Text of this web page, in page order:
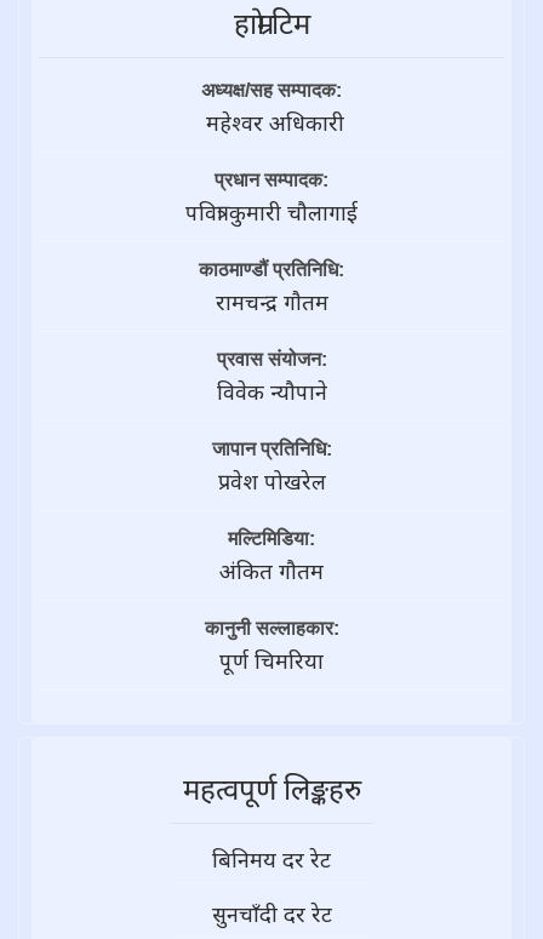
हाम्राे टिम
अध्यक्ष/सह सम्पादक:
महेश्वर अधिकारी
प्रधान सम्पादक:
पवित्रा कुमारी चौलागाई
काठमाण्डौं प्रतिनिधि:
रामचन्द्र गाैतम
प्रवास संयोजन:
विवेक न्यौपाने
जापान प्रतिनिधि:
प्रवेश पोखरेल
मल्टिमिडिया:
अंकित गौतम
कानुनी सल्लाहकार:
पूर्ण चिमरिया
महत्वपूर्ण लिङ्कहरु
बिनिमय दर रेट
सुनचाँदी दर रेट